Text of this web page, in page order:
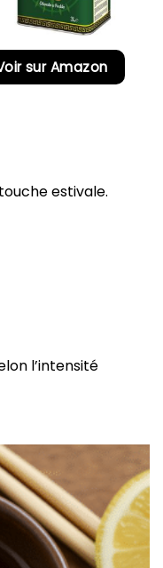
sur Amazon
estivale.
l’intensité